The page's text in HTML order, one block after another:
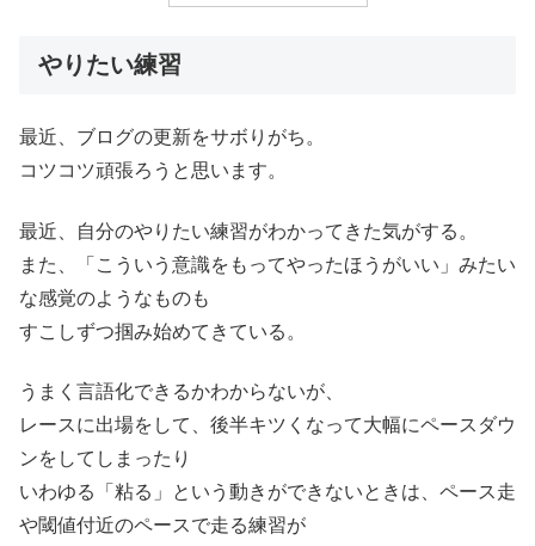
やりたい練習
最近、ブログの更新をサボりがち。
コツコツ頑張ろうと思います。
最近、自分のやりたい練習がわかってきた気がする。
また、「こういう意識をもってやったほうがいい」みたい
な感覚のようなものも
すこしずつ掴み始めてきている。
うまく言語化できるかわからないが、
レースに出場をして、後半キツくなって大幅にペースダウ
ンをしてしまったり
いわゆる「粘る」という動きができないときは、ペース走
や閾値付近のペースで走る練習が